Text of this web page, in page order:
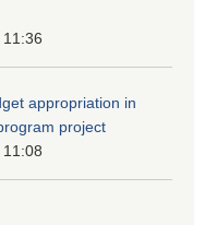
appropriation in
project